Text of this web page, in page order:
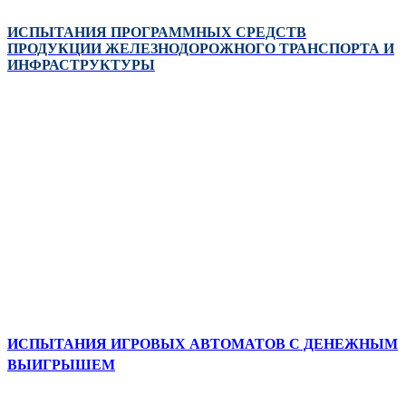
ИСПЫТАНИЯ ПРОГРАММНЫХ СРЕДСТВ
ПРОДУКЦИИ ЖЕЛЕЗНОДОРОЖНОГО ТРАНСПОРТА И
ИНФРАСТРУКТУРЫ
ИСПЫТАНИЯ ИГРОВЫХ АВТОМАТОВ С ДЕНЕЖНЫМ
ВЫИГРЫШЕМ